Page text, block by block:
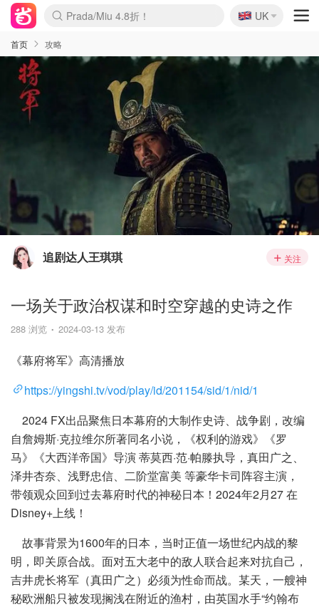
Prada/Miu 4.8折！
🇬🇧
UK
首页 攻略
追剧达人王琪琪 关注
一场关于政治权谋和时空穿越的史诗之作
288 浏览 2024-03-13 发布
《幕府将军》高清播放
https://yingshi.tv/vod/play/id/201154/sid/1/nid/1
2024 FX出品聚焦日本幕府的大制作史诗、战争剧，改编
自詹姆斯·克拉维尔所著同名小说，《权利的游戏》《罗
马》《大西洋帝国》导演 蒂莫西·范·帕滕执导，真田广之、
泽井杏奈、浅野忠信、二阶堂富美 等豪华卡司阵容主演，
带领观众回到过去幕府时代的神秘日本！2024年2月27 在
Disney+上线！
故事背景为1600年的日本，当时正值一场世纪内战的黎
明，即关原合战。面对五大老中的敌人联合起来对抗自己，
吉井虎长将军（真田广之）必须为性命而战。某天，一艘神
秘欧洲船只被发现搁浅在附近的渔村，由英国水手“约翰布